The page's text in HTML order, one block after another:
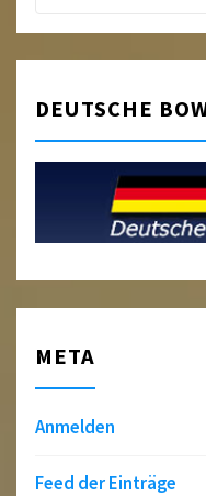
DEUTSCHE
META
Anmelden
Feed der Einträge